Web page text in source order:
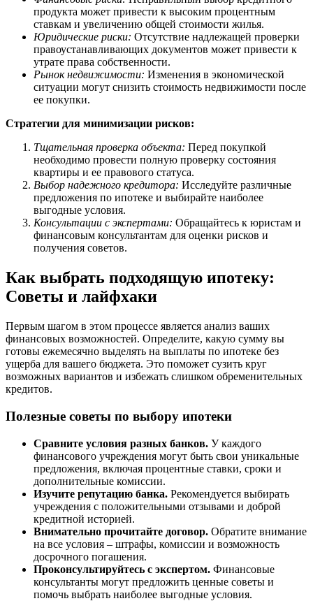
продукта может привести к высоким процентным
ставкам и увеличению общей стоимости жилья.
Юридические риски: Отсутствие надлежащей проверки
правоустанавливающих документов может привести к
утрате права собственности.
Рынок недвижимости: Изменения в экономической
ситуации могут снизить стоимость недвижимости после
ее покупки.
Стратегии для минимизации рисков:
Тщательная проверка объекта: Перед покупкой
необходимо провести полную проверку состояния
квартиры и ее правового статуса.
Выбор надежного кредитора: Исследуйте различные
предложения по ипотеке и выбирайте наиболее
выгодные условия.
Консультации с экспертами: Обращайтесь к юристам и
финансовым консультантам для оценки рисков и
получения советов.
Как выбрать подходящую ипотеку:
Советы и лайфхаки
Первым шагом в этом процессе является анализ ваших
финансовых возможностей. Определите, какую сумму вы
готовы ежемесячно выделять на выплаты по ипотеке без
ущерба для вашего бюджета. Это поможет сузить круг
возможных вариантов и избежать слишком обременительных
кредитов.
Полезные советы по выбору ипотеки
Сравните условия разных банков. У каждого
финансового учреждения могут быть свои уникальные
предложения, включая процентные ставки, сроки и
дополнительные комиссии.
Изучите репутацию банка. Рекомендуется выбирать
учреждения с положительными отзывами и доброй
кредитной историей.
Внимательно прочитайте договор. Обратите внимание
на все условия – штрафы, комиссии и возможность
досрочного погашения.
Проконсультируйтесь с экспертом. Финансовые
консультанты могут предложить ценные советы и
помочь выбрать наиболее выгодные условия.